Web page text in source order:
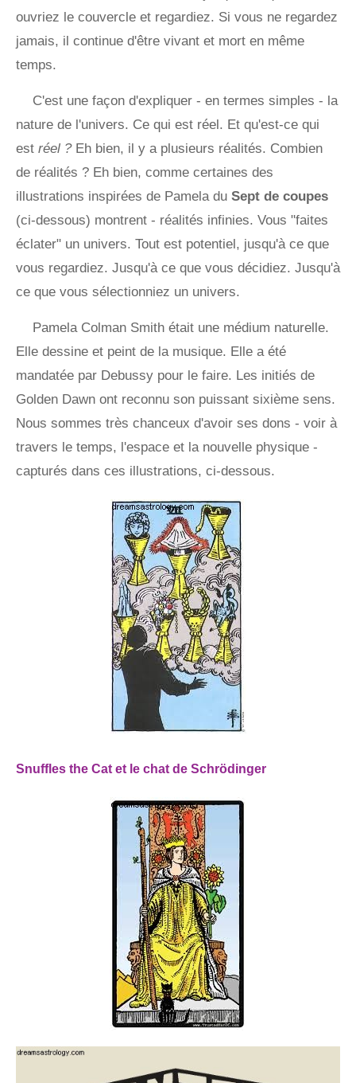
ouvriez le couvercle et regardiez. Si vous ne regardez
jamais, il continue d'être vivant et mort en même
temps.
C'est une façon d'expliquer - en termes simples - la
nature de l'univers. Ce qui est réel. Et qu'est-ce qui
est réel ?Eh bien, il y a plusieurs réalités. Combien
de réalités ? Eh bien, comme certaines des
illustrations inspirées de Pamela du Sept de coupes
(ci-dessous) montrent - réalités infinies. Vous "faites
éclater" un univers. Tout est potentiel, jusqu'à ce que
vous regardiez. Jusqu'à ce que vous décidiez. Jusqu'à
ce que vous sélectionniez un univers.
Pamela Colman Smith était une médium naturelle.
Elle dessine et peint de la musique. Elle a été
mandatée par Debussy pour le faire. Les initiés de
Golden Dawn ont reconnu son puissant sixième sens.
Nous sommes très chanceux d'avoir ses dons - voir à
travers le temps, l'espace et la nouvelle physique -
capturés dans ces illustrations, ci-dessous.
Snuffles the Cat et le chat de Schrödinger